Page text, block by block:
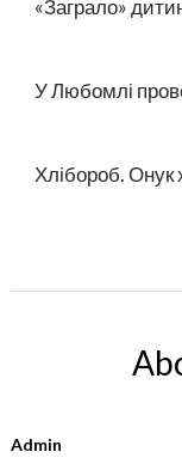
«Заграло»
У Любомлі
Хлібороб. Онук
Admin